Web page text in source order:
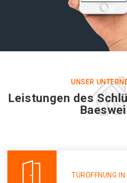
UNSER
Leistungen des
TÜRÖFFNUNG